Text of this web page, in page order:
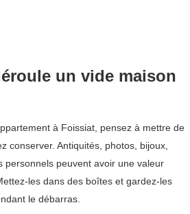
un vide maison
à Foissiat, pensez à mettre de
conserver. Antiquités, photos, bijoux,
personnels peuvent avoir une valeur
les dans des boîtes et gardez-les
le débarras.